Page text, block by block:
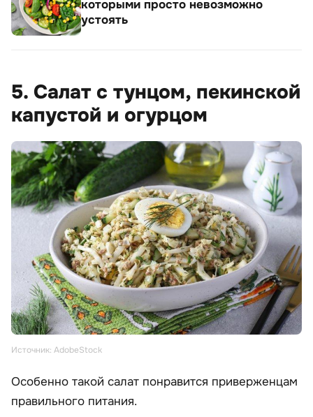
которыми просто невозможно
устоять
5. Салат с тунцом, пекинской
капустой и огурцом
Источник: AdobeStock
Особенно такой салат понравится приверженцам
правильного питания.